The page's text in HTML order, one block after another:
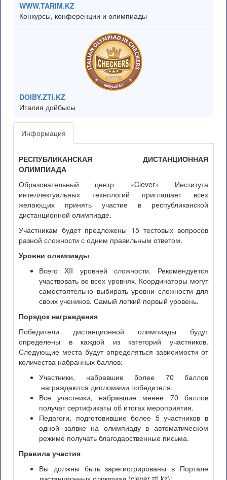
WWW.TARIM.KZ
Конкурсы, конференции и олимпиады
DOIBY.ZTI.KZ
Италия дойбысы
Информация
РЕСПУБЛИКАНСКАЯ ДИСТАНЦИОННАЯ
ОЛИМПИАДА
Образовательный центр «Clever» Института
интеллектуальных технологий приглашает всех
желающих принять участие в республиканской
дистанционной олимпиаде.
Участникам будет предложены 15 тестовых вопросов
разной сложности с одним правильным ответом.
Уровни олимпиады
Всего XII уровней сложности. Рекомендуется
участвовать во всех уровнях. Координаторы могут
самостоятельно выбирать уровни сложности для
своих учеников. Самый легкий первый уровень.
Порядок награждения
Победители дистанционной олимпиады будут
определены в каждой из категорий участников.
Следующие места будут определяться зависимости от
количества набранных баллов:
Участники, набравшие более 70 баллов
награждаются дипломами победителя.
Все участники, набравшие менее 70 баллов
получат сертификаты об итогах мероприятия.
Педагоги, подготовившие более 5 участников в
одной заявке на олимпиаду в автоматическом
режиме получать благодарственные письма.
Правила участия
Вы должны быть зарегистрированы в Портале